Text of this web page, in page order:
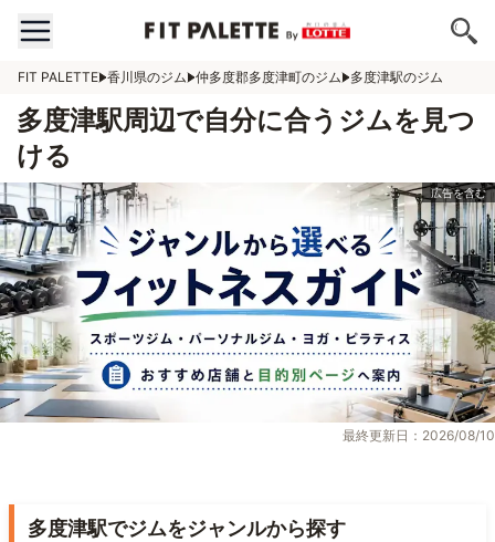
FIT PALETTE 香川県のジム 仲多度郡多度津町のジム 多度津駅のジム
多度津駅周辺で自分に合うジムを見つ
ける
最終更新日：2026/08/10
多度津駅でジムをジャンルから探す